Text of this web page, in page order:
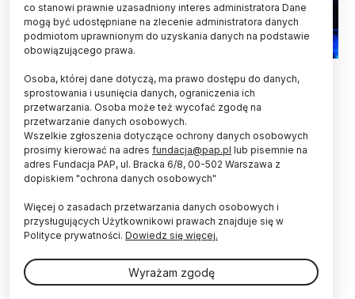
Mosty między społeczeństwem i nauką można
budować poprzez komunikację, kampanie
społeczne, dialog międzypokoleniowy czy
trójstronny dialog między centrami nauki,
badaczami i społeczeństwem - taki jest przekaz
konferencji Społeczeństwo i Nauka, która w
W dorocznej Konferencji Społeczeństwo i Nauka
wzięło udział w sumie ponad 150 osób z całego
kraju: przedstawiciele centrów nauki, centrów
co stanowi prawnie uzasadniony interes administratora Dane
mogą być udostępniane na zlecenie administratora danych
podmiotom uprawnionym do uzyskania danych na podstawie
obowiązującego prawa.
Osoba, której dane dotyczą, ma prawo dostępu do danych,
sprostowania i usunięcia danych, ograniczenia ich
przetwarzania. Osoba może też wycofać zgodę na
przetwarzanie danych osobowych.
Wszelkie zgłoszenia dotyczące ochrony danych osobowych
prosimy kierować na adres fundacja@pap.pl lub pisemnie na
adres Fundacja PAP, ul. Bracka 6/8, 00-502 Warszawa z
dopiskiem "ochrona danych osobowych"
Więcej o zasadach przetwarzania danych osobowych i
przysługujących Użytkownikowi prawach znajduje się w
Polityce prywatności. Dowiedz się więcej.
Wyrażam zgodę